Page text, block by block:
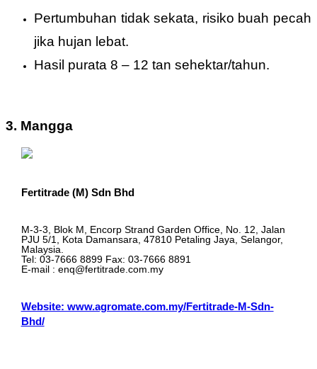
Pertumbuhan tidak sekata, risiko buah pecah
jika hujan lebat.
Hasil purata 8 – 12 tan sehektar/tahun.
3. Mangga
Fertitrade (M) Sdn Bhd
M-3-3, Blok M, Encorp Strand Garden Office, No. 12, Jalan
PJU 5/1, Kota Damansara, 47810 Petaling Jaya, Selangor,
Malaysia.
Tel: 03-7666 8899 Fax: 03-7666 8891
E-mail : enq@fertitrade.com.my
Website: www.agromate.com.my/Fertitrade-M-Sdn-
Bhd/